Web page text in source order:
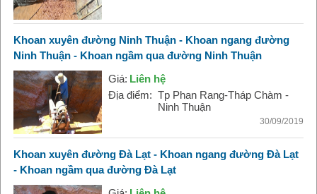
Khoan xuyên đường Ninh Thuận - Khoan ngang đường
Ninh Thuận - Khoan ngầm qua đường Ninh Thuận
Giá: Liên hệ
Địa điểm: Tp Phan Rang-Tháp Chàm -
Ninh Thuận
30/09/2019
Khoan xuyên đường Đà Lạt - Khoan ngang đường Đà Lạt
- Khoan ngầm qua đường Đà Lạt